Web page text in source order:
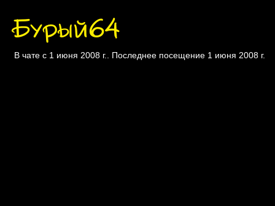
Бурый64
В чате с 1 июня 2008 г.. Последнее посещение 1 июня 2008 г.